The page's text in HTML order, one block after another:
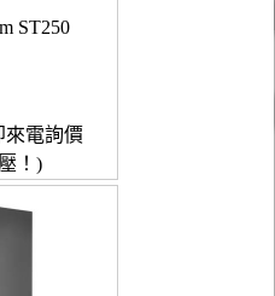
ST250
來電詢價
！)